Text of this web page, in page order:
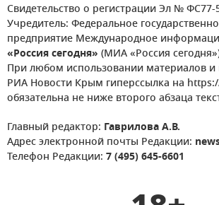
Свидетельство о регистрации Эл № ФС77-
Учредитель: Федеральное
предприятие Международное
«Россия сегодня» (МИА «Россия
При любом использовании материалов и
РИА Новости Крым гиперссылка на
обязательна не ниже второго абзаца
Главный редактор: Гаврилова А.В.
Адрес электронной почты Редакции:
Телефон Редакции: 7 (495) 645-6601